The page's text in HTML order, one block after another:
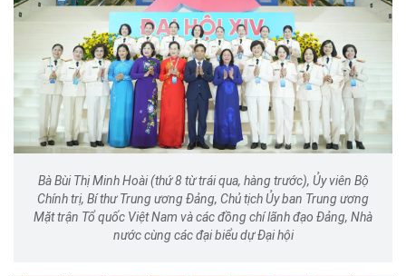
Bà Bùi Thị Minh Hoài (thứ 8 từ trái qua, hàng trước), Ủy viên Bộ
Chính trị, Bí thư Trung ương Đảng, Chủ tịch Ủy ban Trung ương
Mặt trận Tổ quốc Việt Nam và các đồng chí lãnh đạo Đảng, Nhà
nước cùng các đại biểu dự Đại hội